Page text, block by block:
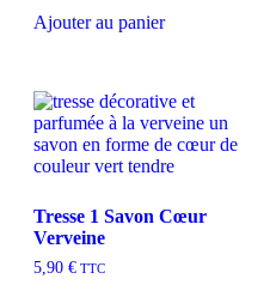
Ajouter au panier
Tresse 1 Savon Cœur
Verveine
5,90 € TTC